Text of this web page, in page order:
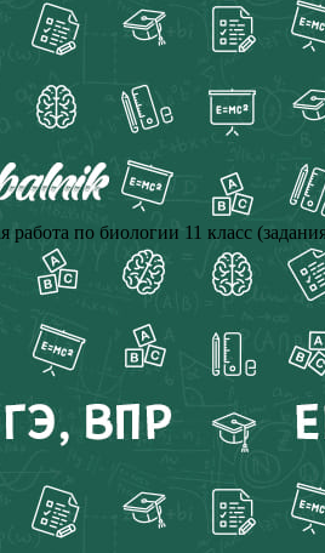
по биологии 11 класс